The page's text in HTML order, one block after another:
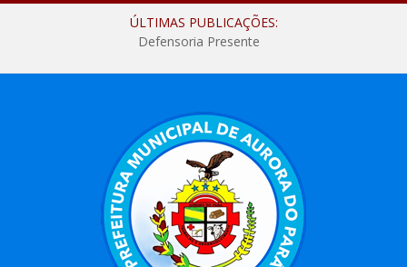
ÚLTIMAS PUBLICAÇÕES:
Defensoria Presente